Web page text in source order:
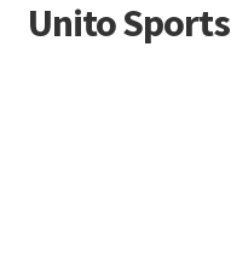
Unito Sports